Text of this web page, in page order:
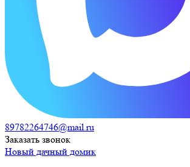
89782264746@mail.ru
Заказать звонок
Новый дачный домик